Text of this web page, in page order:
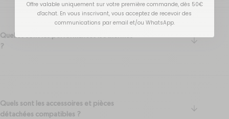
Quelles sont les performances isothermes
?
arrow-
Quels sont les accessoires et pièces
détachées compatibles ?
Offre valable uniquement sur votre première commande, dès 50€
d'achat. En vous inscrivant, vous acceptez de recevoir des
communications par email et/ou WhatsApp.